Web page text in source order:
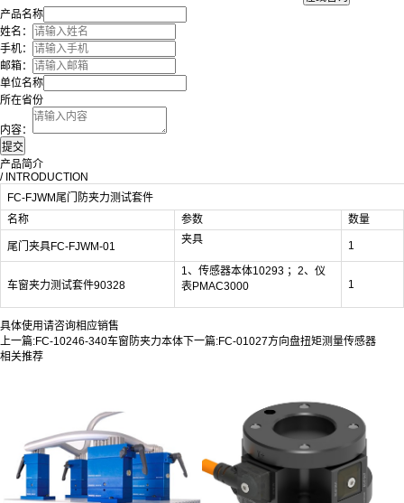
产品名称
姓名：
手机：
邮箱：
单位名称
所在省份
内容：
产品简介
/ INTRODUCTION
FC-FJWM尾门防夹力测试套件
名称
参数 数量
尾门夹具FC-FJWM-01
夹具 1
车窗夹力测试套件90328
1、传感器本体10293 ；2、仪
表PMAC3000
1
具体使用请咨询相应销售
上一篇:FC-10246-340车窗防夹力本体 下一篇:FC-01027方向盘扭矩测量传感器
相关推荐